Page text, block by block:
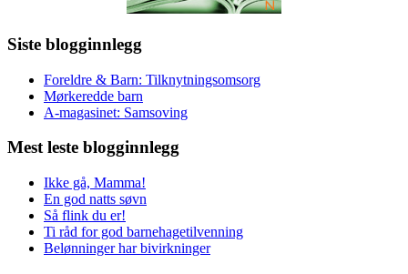
Siste blogginnlegg
Foreldre & Barn: Tilknytningsomsorg
Mørkeredde barn
A-magasinet: Samsoving
Mest leste blogginnlegg
Ikke gå, Mamma!
En god natts søvn
Så flink du er!
Ti råd for god barnehagetilvenning
Belønninger har bivirkninger